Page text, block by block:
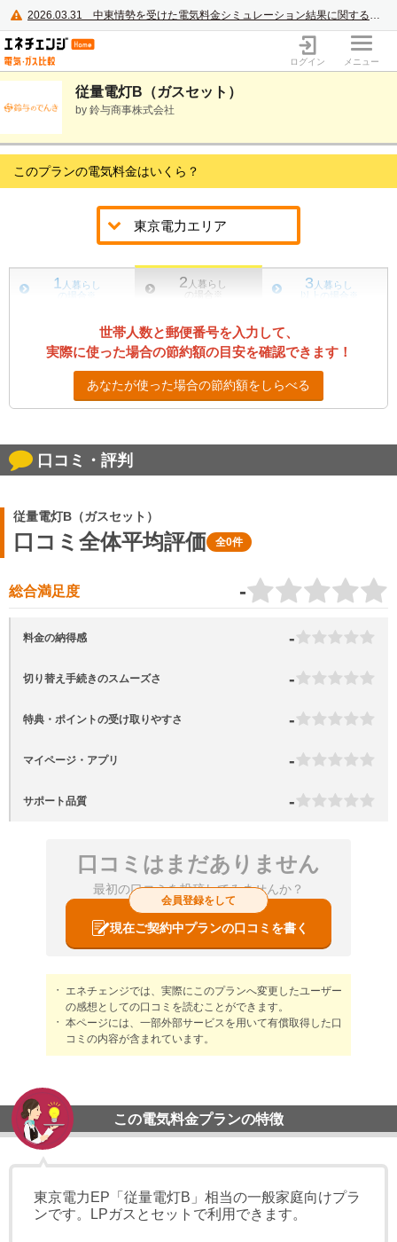
2026.03.31 中東情勢を受けた電気料金シミュレーション結果に関するご案内
電力・ガス比較サイト エネチェンジ
ログイン メニュー
従量電灯B（ガスセット）
by 鈴与商事株式会社
このプランの電気料金はいくら？
1 人暮らし
の場合
2 人暮らし
の場合
※
3 人暮らし
以上の場合
世帯人数と郵便番号を入力して、
実際に使った場合の節約額の目安を確認できます！
あなたが使った場合の節約額をしらべる
口コミ・評判
従量電灯B（ガスセット）
口コミ全体平均評価 全0件
総合満足度 -
料金の納得感 -
切り替え手続きのスムーズさ -
特典・ポイントの受け取りやすさ -
マイページ・アプリ -
サポート品質 -
口コミはまだありません
最初の口コミを投稿してみませんか？
会員登録をして
現在ご契約中プランの口コミを書く
エネチェンジでは、実際にこのプランへ変更したユーザー
の感想としての口コミを読むことができます。
本ページには、一部外部サービスを用いて有償取得した口
コミの内容が含まれています。
この電気料金プランの特徴
東京電力EP「従量電灯B」相当の一般家庭向けプラ
ンです。LPガスとセットで利用できます。